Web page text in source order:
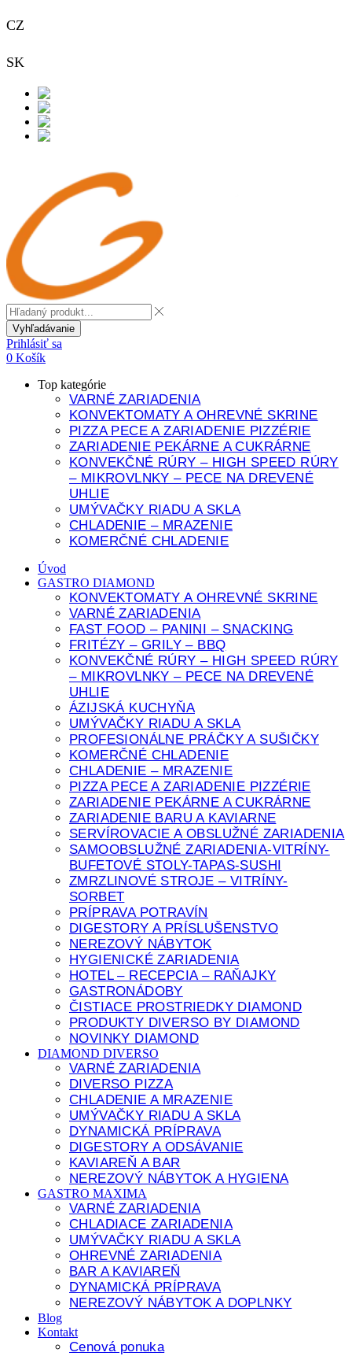
CZ
SK
Vyhľadávanie
Prihlásiť sa
0 Košík
Top kategórie
VARNÉ ZARIADENIA
KONVEKTOMATY A OHREVNÉ SKRINE
PIZZA PECE A ZARIADENIE PIZZÉRIE
ZARIADENIE PEKÁRNE A CUKRÁRNE
KONVEKČNÉ RÚRY – HIGH SPEED RÚRY
– MIKROVLNKY – PECE NA DREVENÉ
UHLIE
UMÝVAČKY RIADU A SKLA
CHLADENIE – MRAZENIE
KOMERČNÉ CHLADENIE
Úvod
GASTRO DIAMOND
KONVEKTOMATY A OHREVNÉ SKRINE
VARNÉ ZARIADENIA
FAST FOOD – PANINI – SNACKING
FRITÉZY – GRILY – BBQ
KONVEKČNÉ RÚRY – HIGH SPEED RÚRY
– MIKROVLNKY – PECE NA DREVENÉ
UHLIE
ÁZIJSKÁ KUCHYŇA
UMÝVAČKY RIADU A SKLA
PROFESIONÁLNE PRÁČKY A SUŠIČKY
KOMERČNÉ CHLADENIE
CHLADENIE – MRAZENIE
PIZZA PECE A ZARIADENIE PIZZÉRIE
ZARIADENIE PEKÁRNE A CUKRÁRNE
ZARIADENIE BARU A KAVIARNE
SERVÍROVACIE A OBSLUŽNÉ ZARIADENIA
SAMOOBSLUŽNÉ ZARIADENIA-VITRÍNY-
BUFETOVÉ STOLY-TAPAS-SUSHI
ZMRZLINOVÉ STROJE – VITRÍNY-
SORBET
PRÍPRAVA POTRAVÍN
DIGESTORY A PRÍSLUŠENSTVO
NEREZOVÝ NÁBYTOK
HYGIENICKÉ ZARIADENIA
HOTEL – RECEPCIA – RAŇAJKY
GASTRONÁDOBY
ČISTIACE PROSTRIEDKY DIAMOND
PRODUKTY DIVERSO BY DIAMOND
NOVINKY DIAMOND
DIAMOND DIVERSO
VARNÉ ZARIADENIA
DIVERSO PIZZA
CHLADENIE A MRAZENIE
UMÝVAČKY RIADU A SKLA
DYNAMICKÁ PRÍPRAVA
DIGESTORY A ODSÁVANIE
KAVIAREŇ A BAR
NEREZOVÝ NÁBYTOK A HYGIENA
GASTRO MAXIMA
VARNÉ ZARIADENIA
CHLADIACE ZARIADENIA
UMÝVAČKY RIADU A SKLA
OHREVNÉ ZARIADENIA
BAR A KAVIAREŇ
DYNAMICKÁ PRÍPRAVA
NEREZOVÝ NÁBYTOK A DOPLNKY
Blog
Kontakt
Cenová ponuka